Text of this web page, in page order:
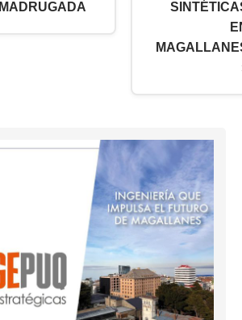
MADRUGADA